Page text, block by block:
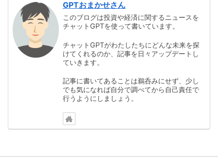
GPTおまかせさん
このブログは投資や経済に関するニュースを
チャットGPTを使って書いています。
チャットGPTがわたしたちにどんな未来を探
けてくれるのか、記事を日々アップデートし
ていきます。
記事に書いてあることは鵜呑みにせず、少し
でも気になれば自分で調べてから自己責任で
行うようにしましょう。